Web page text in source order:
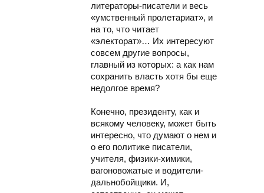
литераторы-писатели и весь
«умственный пролетариат», и
на то, что читает
«электорат»… Их интересуют
совсем другие вопросы,
главный из которых: а как нам
сохранить власть хотя бы еще
недолгое время?
Конечно, президенту, как и
всякому человеку, может быть
интересно, что думают о нем и
о его политике писатели,
учителя, физики-химики,
вагоновожатые и водители-
дальнобойщики. И,